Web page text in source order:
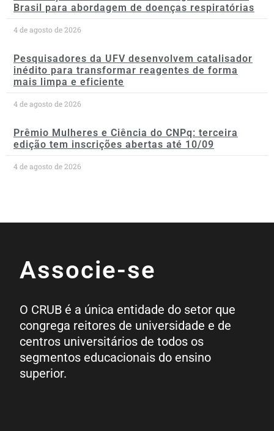
Brasil para abordagem de doenças respiratórias
4 de agosto de 2026
Pesquisadores da UFV desenvolvem catalisador
inédito para transformar reagentes de forma
mais limpa e eficiente
4 de agosto de 2026
Prêmio Mulheres e Ciência do CNPq: terceira
edição tem inscrições abertas até 10/09
4 de agosto de 2026
Associe-se
O CRUB é a única entidade do setor que
congrega reitores de universidade e de
centros universitários de todos os
segmentos educacionais do ensino
superior.